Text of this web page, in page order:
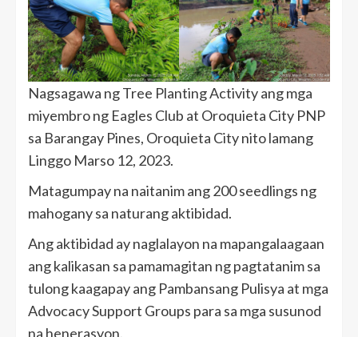
Nagsagawa ng Tree Planting Activity ang mga
miyembro ng Eagles Club at Oroquieta City PNP
sa Barangay Pines, Oroquieta City nito lamang
Linggo Marso 12, 2023.
Matagumpay na naitanim ang 200 seedlings ng
mahogany sa naturang aktibidad.
Ang aktibidad ay naglalayon na mapangalaagaan
ang kalikasan sa pamamagitan ng pagtatanim sa
tulong kaagapay ang Pambansang Pulisya at mga
Advocacy Support Groups para sa mga susunod
na henerasyon.